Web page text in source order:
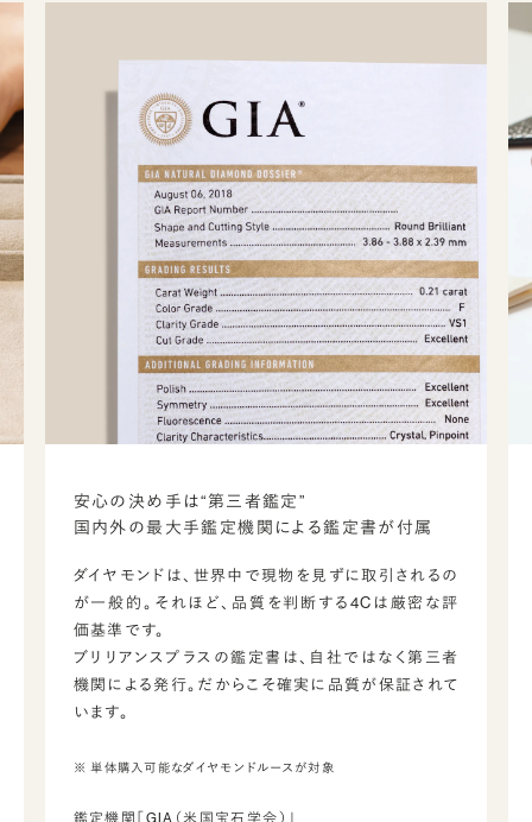
安心の決め手は“第三者鑑定”
国内外の最大手鑑定機関による鑑定書が付属
ダイヤモンドは、世界中で現物を見ずに取引されるの
が一般的。それほど、品質を判断する4Cは厳密な評
価基準です。
ブリリアンスプラスの鑑定書は、自社ではなく第三者
機関による発行。だからこそ確実に品質が保証されて
います。
※ 単体購入可能なダイヤモンドルースが対象
鑑定機関「GIA（米国宝石学会）」